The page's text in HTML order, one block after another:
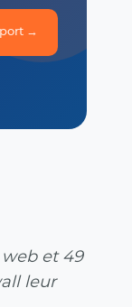
→
et 49
leur